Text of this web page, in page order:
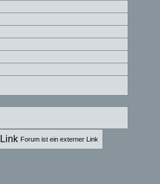
Forum ist ein externer Link